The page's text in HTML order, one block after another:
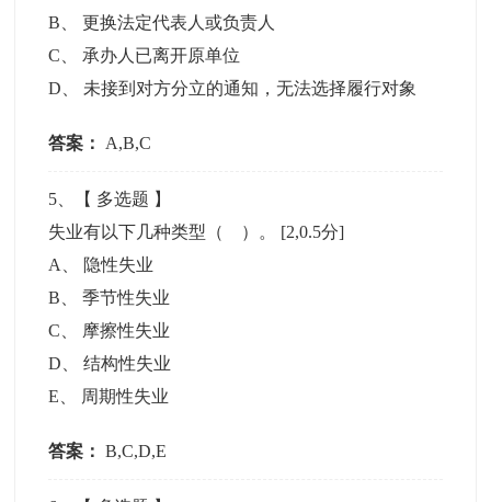
B 、更换法定代表人或负责人
C
承办人已离开原单位
D
未接到对方分立的通知，无法选择履行对象
答案： A,B,C
5 、【 多选题 】
失业有以下几种类型（ ）。 [2,0.5分]
A
隐性失业
B 、季节性失业
C
摩擦性失业
D 、结构性失业
E
周期性失业
答案： B,C,D,E